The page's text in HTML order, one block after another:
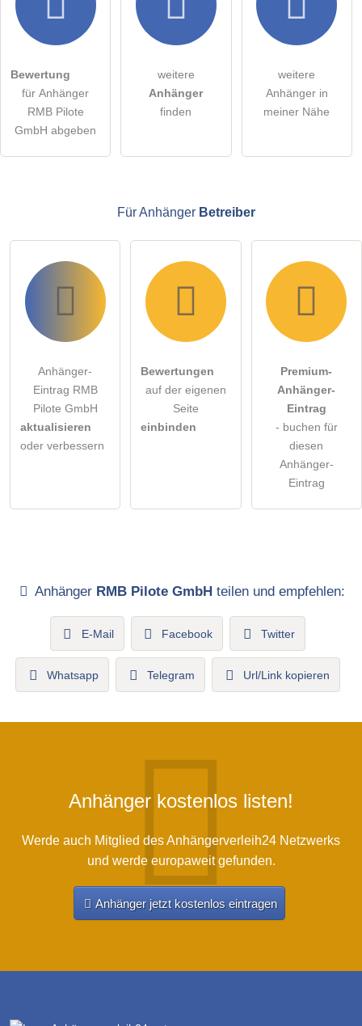
Hiermit akzeptiere ich die .
öffentliche Frage stellen Abbrechen
Hinweis: Bitte beachten Sie, öffentliche Fragen sind
Bewertung
für Anhänger
RMB Pilote
GmbH abgeben
weitere
Anhänger
finden
weitere
Anhänger in
meiner Nähe
Für Anhänger Betreiber
Anhänger-
Eintrag RMB
Pilote GmbH
aktualisieren
oder verbessern
Bewertungen
auf der eigenen
Seite
einbinden
Premium-
Anhänger-
Eintrag
- buchen für
diesen
Anhänger-
Eintrag
Anhänger RMB Pilote GmbH teilen und empfehlen:
E-Mail Facebook Twitter
Whatsapp Telegram Url/Link kopieren
Anhänger kostenlos listen!
Werde auch Mitglied des Anhängerverleih24 Netzwerks
und werde europaweit gefunden.
Anhänger jetzt kostenlos eintragen